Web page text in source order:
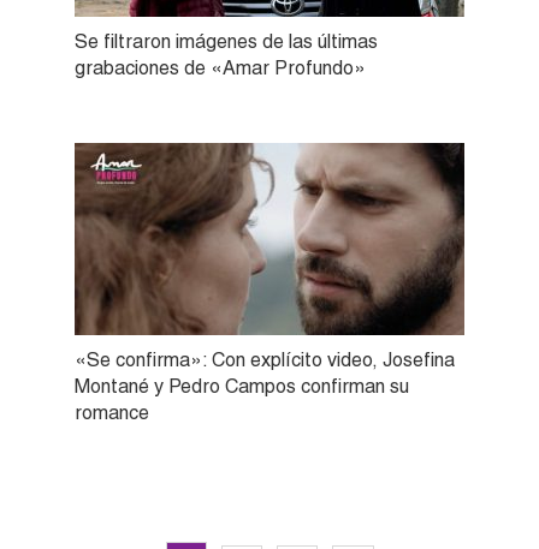
Se filtraron imágenes de las últimas
grabaciones de «Amar Profundo»
«Se confirma»: Con explícito video, Josefina
Montané y Pedro Campos confirman su
romance